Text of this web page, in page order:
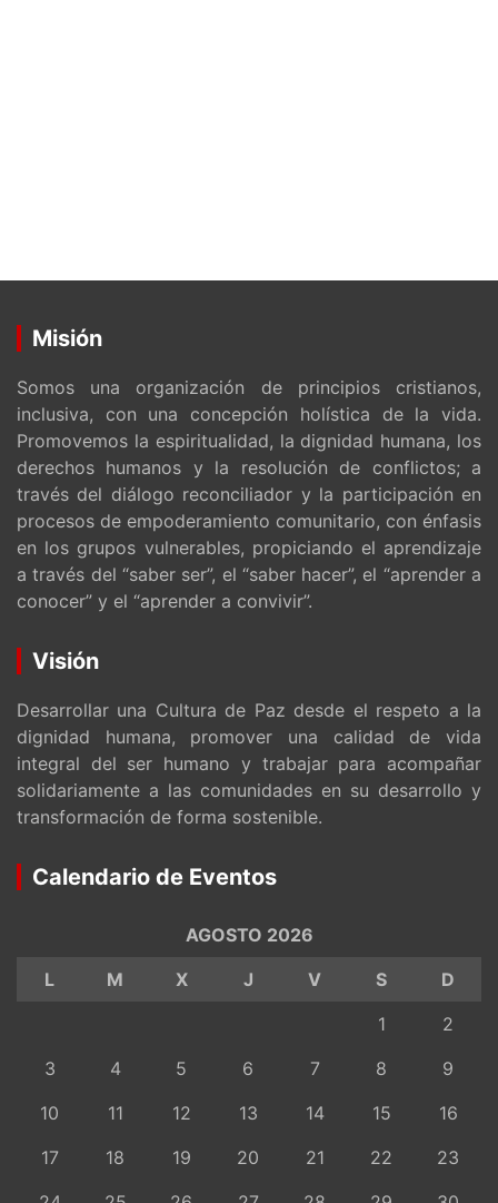
Misión
Somos una organización de principios cristianos,
inclusiva, con una concepción holística de la vida.
Promovemos la espiritualidad, la dignidad humana, los
derechos humanos y la resolución de conflictos; a
través del diálogo reconciliador y la participación en
procesos de empoderamiento comunitario, con énfasis
en los grupos vulnerables, propiciando el aprendizaje
a través del “saber ser”, el “saber hacer”, el “aprender a
conocer” y el “aprender a convivir”.
Visión
Desarrollar una Cultura de Paz desde el respeto a la
dignidad humana, promover una calidad de vida
integral del ser humano y trabajar para acompañar
solidariamente a las comunidades en su desarrollo y
transformación de forma sostenible.
Calendario de Eventos
AGOSTO 2026
L
M X J V S
D
1
2
3
4 5 6 7 8
9
10
11 12 13 14 15
16
17
18 19 20 21 22
23